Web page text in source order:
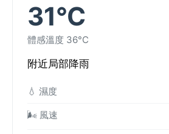
31°C
體感溫度 36°C
附近局部降雨
💧 濕度
🌬️ 風速